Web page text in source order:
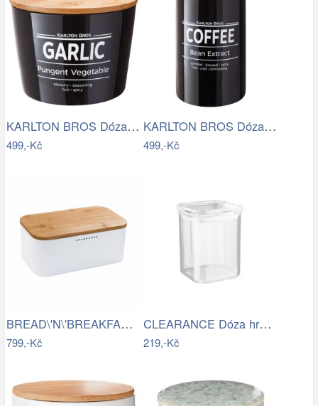
KARLTON BROS Dóza na česnek 14 cm -…
499,-Kč
KARLTON BROS Dóza na kávu 1,1 l - černá
499,-Kč
BREAD\'N\'BREAKFAST Chlebník s víkem -…
799,-Kč
CLEARANCE Dóza hranatá 1100 ml
219,-Kč